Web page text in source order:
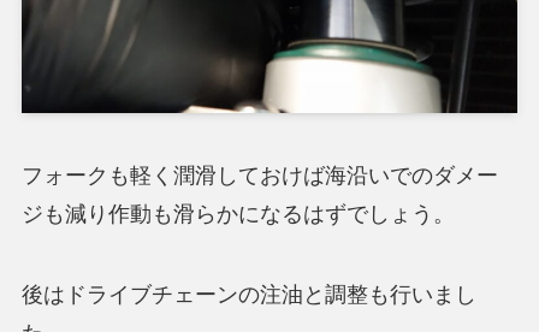
フォークも軽く潤滑しておけば海沿いでのダメー
ジも減り作動も滑らかになるはずでしょう。
後はドライブチェーンの注油と調整も行いまし